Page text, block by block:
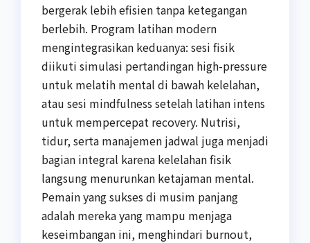
bergerak lebih efisien tanpa ketegangan
berlebih. Program latihan modern
mengintegrasikan keduanya: sesi fisik
diikuti simulasi pertandingan high-pressure
untuk melatih mental di bawah kelelahan,
atau sesi mindfulness setelah latihan intens
untuk mempercepat recovery. Nutrisi,
tidur, serta manajemen jadwal juga menjadi
bagian integral karena kelelahan fisik
langsung menurunkan ketajaman mental.
Pemain yang sukses di musim panjang
adalah mereka yang mampu menjaga
keseimbangan ini, menghindari burnout,